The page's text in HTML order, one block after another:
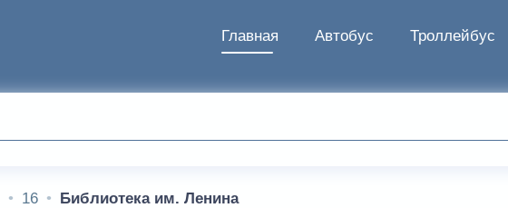
Главная Автобус Троллейбус
16 Библиотека им. Ленина